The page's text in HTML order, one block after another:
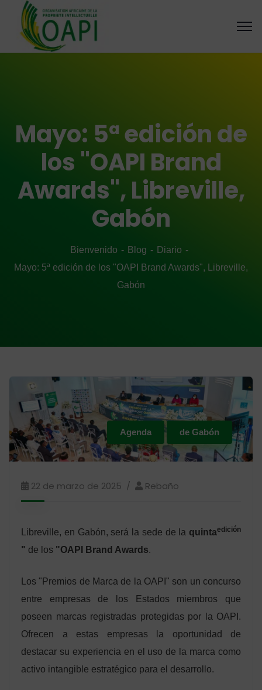
Mayo: 5ª edición de
los "OAPI Brand
Awards", Libreville,
Gabón
Bienvenido Blog
Diario
Mayo: 5ª edición de los "OAPI Brand Awards", Libreville,
Gabón
Agenda de Gabón
22 de marzo de 2025 Rebaño
Libreville, en Gabón, será la sede de la quintaedición
" de los "OAPI Brand Awards.
Los "Premios de Marca de la OAPI" son un concurso
entre empresas de los Estados miembros que
poseen marcas registradas protegidas por la OAPI.
Ofrecen a estas empresas la oportunidad de
destacar su experiencia en el uso de la marca como
activo intangible estratégico para el desarrollo.